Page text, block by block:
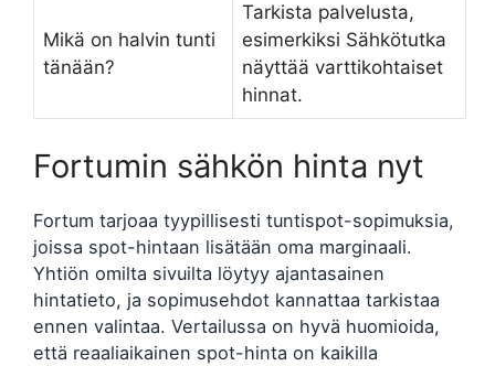
Mikä on halvin tunti
tänään?
Tarkista palvelusta,
esimerkiksi Sähkötutka
näyttää varttikohtaiset
hinnat.
Fortumin sähkön hinta nyt
Fortum tarjoaa tyypillisesti tuntispot-sopimuksia,
joissa spot-hintaan lisätään oma marginaali.
Yhtiön omilta sivuilta löytyy ajantasainen
hintatieto, ja sopimusehdot kannattaa tarkistaa
ennen valintaa. Vertailussa on hyvä huomioida,
että reaaliaikainen spot-hinta on kaikilla